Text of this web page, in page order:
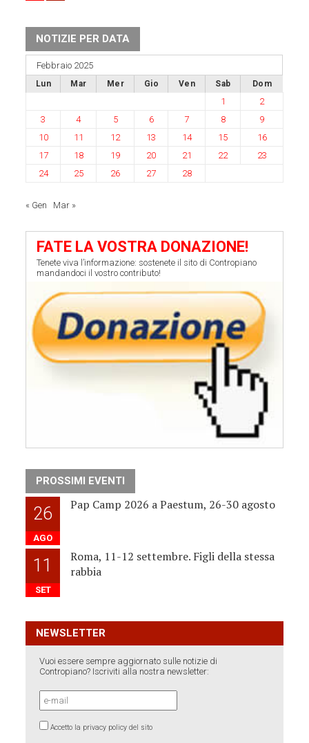
NOTIZIE PER DATA
Febbraio 2025
Lun Mar Mer Gio Ven Sab Dom
1
2
3
4 5 6 7 8
9
10
11 12 13 14 15
16
17
18 19 20 21 22
23
24
25 26 27 28
« Gen Mar »
FATE LA VOSTRA DONAZIONE!
Tenete viva l’informazione: sostenete il sito di Contropiano
mandandoci il vostro contributo!
PROSSIMI EVENTI
26
AGO
Pap Camp 2026 a Paestum, 26-30 agosto
11
SET
Roma, 11-12 settembre. Figli della stessa
rabbia
NEWSLETTER
Vuoi essere sempre aggiornato sulle notizie di
Contropiano? Iscriviti alla nostra newsletter:
Accetto la privacy policy del sito